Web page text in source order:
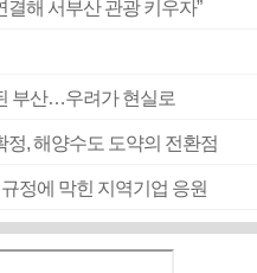
결해 서부산 관광 키우자”
부산…우려가 현실로
정, 해양수도 도약의 전환점
정에 막힌 지역기업 응원